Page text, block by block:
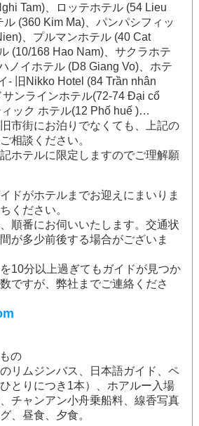
Tam)、ロッテホテル (54 Lieu
(360 Kim Ma)、パンパシフィッ
、プルマンホテル (40 Cat
(10/168 Hao Nam)、サクラホテ
ノイホテル (D8 Giang Vo)、ホテ
- 旧Nikko Hotel (84 Trần nhân
ンラインホテル(72-74 Đại cổ
ック ホテル(12 Phố huế )…
市街にお泊りでなくても、上記の
相談ください。
ホテルに限定しますのでご理解願
ドがホテルまでお迎えにまいりま
ください。
順番にお伺いいたします。交通状
が多少前後する場合がございま
10分以上過ぎてもガイドが見つか
ですが、弊社までご連絡くださ
の
リムジンバス
、日本語ガイド、ペ
とりにつき1本）、ホアルー入場
チャンアン小舟乗船料、線香写真
、昼食 夕食。